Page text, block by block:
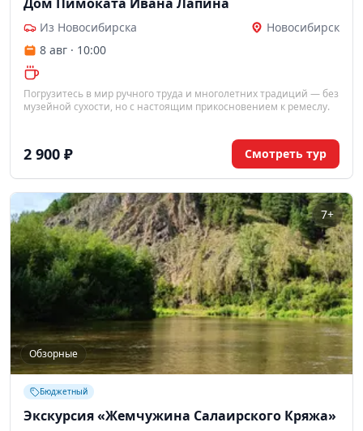
Из Новосибирска
Новосибирск
8 авг · 10:00
Погрузитесь в мир ручного труда и многолетних традиций — без
музейной сухости, но с настоящим прикосновением к ремеслу.
2 900 ₽ Смотреть тур
7+
Обзорные
Бюджетный
Экскурсия «Жемчужина Салаирского Кряжа»